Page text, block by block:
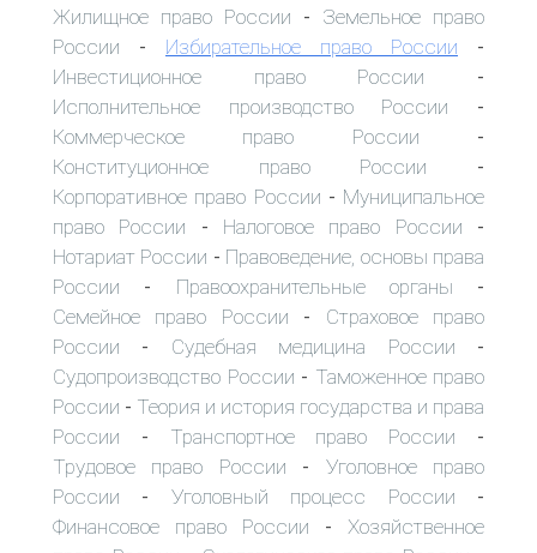
Жилищное право России - Земельное право
России - Избирательное право России -
Инвестиционное право России -
Исполнительное производство России -
Коммерческое право России -
Конституционное право России -
Корпоративное право России - Муниципальное
право России - Налоговое право России -
Нотариат России - Правоведение, основы права
России - Правоохранительные органы -
Семейное право России - Страховое право
России - Судебная медицина России -
Судопроизводство России - Таможенное право
России - Теория и история государства и права
России - Транспортное право России -
Трудовое право России - Уголовное право
России - Уголовный процесс России -
Финансовое право России - Хозяйственное